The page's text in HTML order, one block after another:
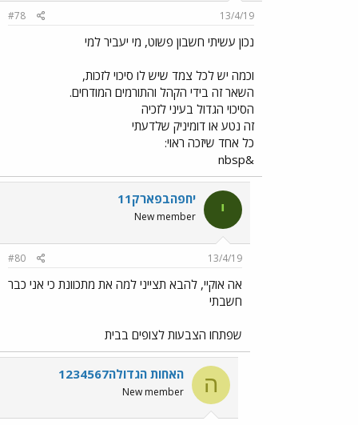
13/4/19
#78
נכון עשיתי חשבון פשוט, מי יעביר למי
וכמה יש לכל צמד שיש לו סיכוי לזכות,
השאר זה בידי הקהל והתורמים המודחים.
הסיכוי הגדול בעיני לזכיה
זה נטע או דומיניק שלדעתי
כל אחד שיזכה ראוי:
&nbsp
י יחפהבפארק11
New member
13/4/19
#80
אה אוקיי, להבא תצייני למה את מתכוונת כי אני כבר
חשבתי
שפתחו הצבעות לצופים בבית
ה האחות הגדולה1234567
New member